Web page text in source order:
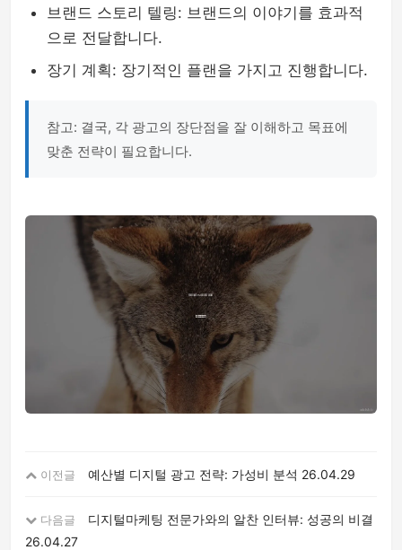
브랜드 스토리 텔링: 브랜드의 이야기를 효과적
으로 전달합니다.
장기 계획: 장기적인 플랜을 가지고 진행합니다.
참고: 결국, 각 광고의 장단점을 잘 이해하고 목표에
맞춘 전략이 필요합니다.
이전글 예산별 디지털 광고 전략: 가성비 분석 26.04.29
다음글
디지털마케팅 전문가와의 알찬 인터뷰: 성공의 비결
26.04.27